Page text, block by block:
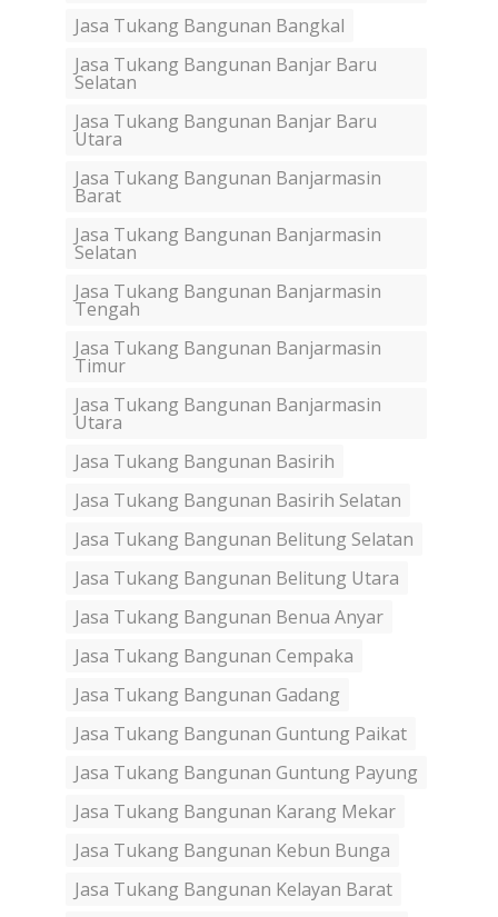
Jasa Tukang Bangunan Bangkal
Jasa Tukang Bangunan Banjar Baru
Selatan
Jasa Tukang Bangunan Banjar Baru
Utara
Jasa Tukang Bangunan Banjarmasin
Barat
Jasa Tukang Bangunan Banjarmasin
Selatan
Jasa Tukang Bangunan Banjarmasin
Tengah
Jasa Tukang Bangunan Banjarmasin
Timur
Jasa Tukang Bangunan Banjarmasin
Utara
Jasa Tukang Bangunan Basirih
Jasa Tukang Bangunan Basirih Selatan
Jasa Tukang Bangunan Belitung Selatan
Jasa Tukang Bangunan Belitung Utara
Jasa Tukang Bangunan Benua Anyar
Jasa Tukang Bangunan Cempaka
Jasa Tukang Bangunan Gadang
Jasa Tukang Bangunan Guntung Paikat
Jasa Tukang Bangunan Guntung Payung
Jasa Tukang Bangunan Karang Mekar
Jasa Tukang Bangunan Kebun Bunga
Jasa Tukang Bangunan Kelayan Barat